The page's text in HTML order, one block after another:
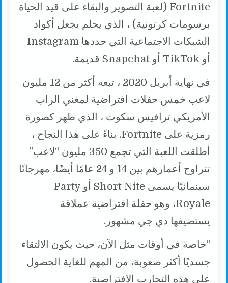
Fortnite (لعبة التصوير والبقاء على قيد الحياة
برسومات كرتونية) ، الذي يحلم بجعل أكواد
الشبكات الاجتماعية التي حددها Instagram
أو TikTok أو Snapchat قديمة.
في نهاية أبريل 2020 ، تبعه أكثر من 12 مليون
لاعب خمس حفلات افتراضية لمغني الراب
الأمريكي ترافيس سكوت ، الذي ظهر كصورة
رمزية على Fortnite. بناءً على هذا النجاح ،
أطلقت اللعبة التي تجمع 350 مليون “لاعب”
تتراوح أعمارهم بين 14 و 24 عامًا أيضًا، مهرجانًا
سينمائيًا يسمى Short Nite أو Party
Royale، وهو حفلة افتراضية عملاقة
يستضيفها دي جي مشهور.
“خاصة في أوقات مثل الآن، حيث يكون الالتقاء
جسديًا أكثر صعوبة، من المهم للغاية الحصول
على هذه التجارب الافتراضية.